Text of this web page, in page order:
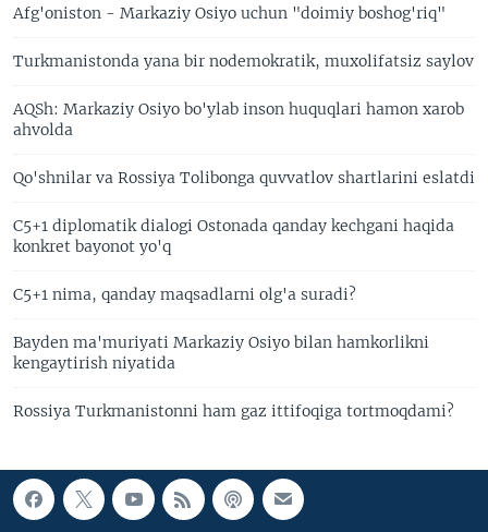
Afg'oniston - Markaziy Osiyo uchun "doimiy boshog'riq"
Turkmanistonda yana bir nodemokratik, muxolifatsiz saylov
AQSh: Markaziy Osiyo bo'ylab inson huquqlari hamon xarob
ahvolda
Qo'shnilar va Rossiya Tolibonga quvvatlov shartlarini eslatdi
C5+1 diplomatik dialogi Ostonada qanday kechgani haqida
konkret bayonot yo'q
C5+1 nima, qanday maqsadlarni olg'a suradi?
Bayden ma'muriyati Markaziy Osiyo bilan hamkorlikni
kengaytirish niyatida
Rossiya Turkmanistonni ham gaz ittifoqiga tortmoqdami?